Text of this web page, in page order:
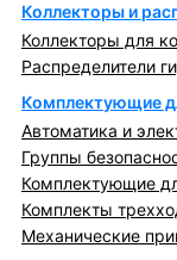
Коллекторы и
Коллекторы для
Распределители
Комплектующие
Автоматика и
Группы
Комплектующие
Комплекты
Механические